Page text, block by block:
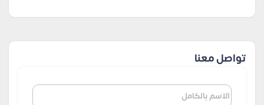
تواصل معنا